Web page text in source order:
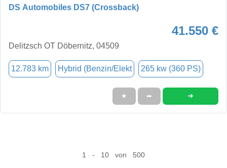
DS Automobiles DS7 (Crossback)
41.550 €
Delitzsch OT Döbernitz, 04509
12.783 km Hybrid (Benzin/Elekt 265 kw (360 PS)
★ ➦ ➜
1 - 10 von 500